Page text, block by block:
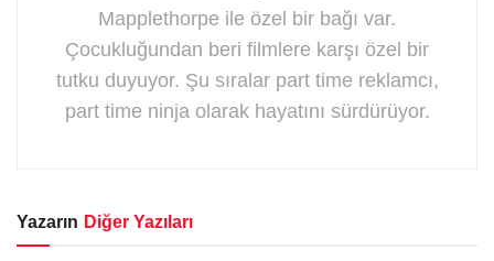
Mapplethorpe ile özel bir bağı var.
Çocukluğundan beri filmlere karşı özel bir
tutku duyuyor. Şu sıralar part time reklamcı,
part time ninja olarak hayatını sürdürüyor.
Yazarın Diğer Yazıları